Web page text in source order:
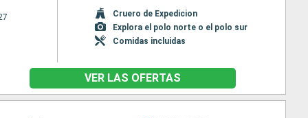
Cruero de Expedicion
Explora el polo norte o el polo sur
Comidas incluidas
VER LAS OFERTAS